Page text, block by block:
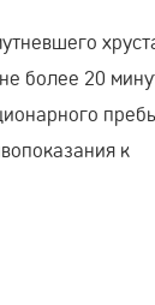
более 20
к